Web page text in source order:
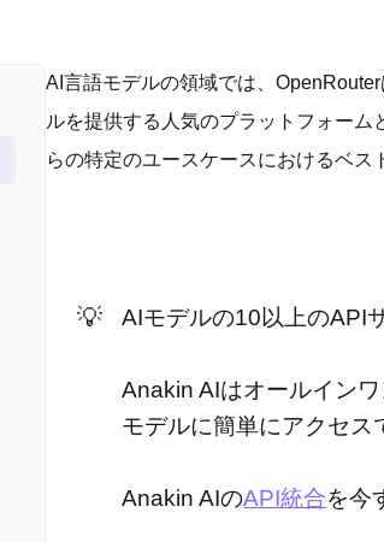
AI言語モデルの領域では、
ルを提供する人気のプラットフォー
らの特定のユースケースにおけるベス
💡 AIモデルの10以上のAPI
Anakin AIはオールイン
モデルに簡単にアクセス
Anakin AIのAPI統合を今